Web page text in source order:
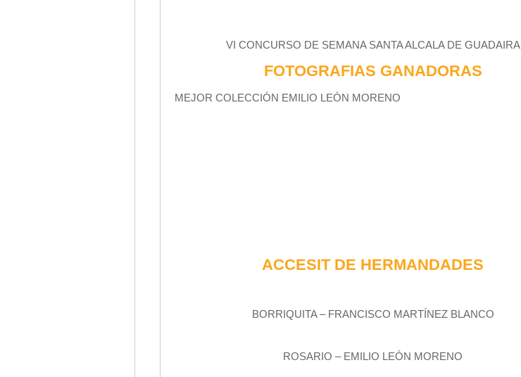
VI CONCURSO DE SEMANA SANTA ALCALA DE GUADAIRA
FOTOGRAFIAS GANADORAS
MEJOR COLECCIÓN EMILIO LEÓN MORENO
ACCESIT DE HERMANDADES
BORRIQUITA – FRANCISCO MARTÍNEZ BLANCO
ROSARIO – EMILIO LEÓN MORENO